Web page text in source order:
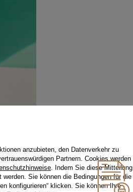
anzubieten, den Datenverkehr zu
Partnern. Cookies werden
. Indem Sie diese Mitteilung
Sie können die Bedingungen für die
konfigurieren“ klicken. Sie können Ihre